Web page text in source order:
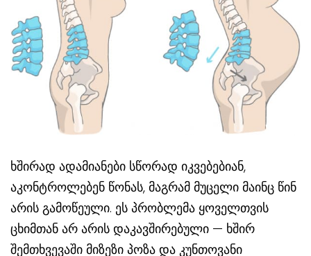
ხშირად ადამიანები სწორად იკვებებიან,
აკონტროლებენ წონას, მაგრამ მუცელი მაინც წინ
არის გამოწეული. ეს პრობლემა ყოველთვის
ცხიმთან არ არის დაკავშირებული — ხშირ
შემთხვევაში მიზეზი პოზა და კუნთოვანი